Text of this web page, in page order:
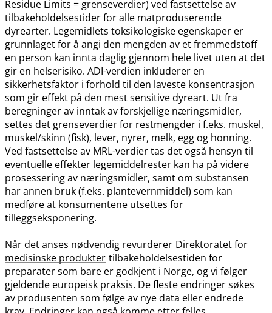
Residue Limits = grenseverdier) ved fastsettelse av
tilbakeholdelsestider for alle matproduserende
dyrearter. Legemidlets toksikologiske egenskaper er
grunnlaget for å angi den mengden av et fremmedstoff
en person kan innta daglig gjennom hele livet uten at det
gir en helserisiko. ADI-verdien inkluderer en
sikkerhetsfaktor i forhold til den laveste konsentrasjon
som gir effekt på den mest sensitive dyreart. Ut fra
beregninger av inntak av forskjellige næringsmidler,
settes det grenseverdier for restmengder i f.eks. muskel,
muskel​/​skinn (fisk), lever, nyrer, melk, egg og honning.
Ved fastsettelse av MRL-verdier tas det også hensyn til
eventuelle effekter legemiddelrester kan ha på videre
prosessering av næringsmidler, samt om substansen
har annen bruk (f.eks. plantevernmiddel) som kan
medføre at konsumentene utsettes for
tilleggseksponering.
Når det anses nødvendig revurderer Direktoratet for
medisinske produkter tilbakeholdelsestiden for
preparater som bare er godkjent i Norge, og vi følger
gjeldende europeisk praksis. De fleste endringer søkes
av produsenten som følge av nye data eller endrede